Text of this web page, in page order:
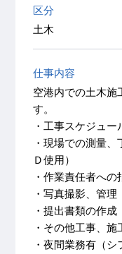
区分
土木
仕事内容
空港内での土木施
す。
・工事スケジュ
・現場での測量
Ｄ使用）
・作業責任者へ
・写真撮影、管理
・提出書類の作成
・その他工事、
・夜間業務有（シ